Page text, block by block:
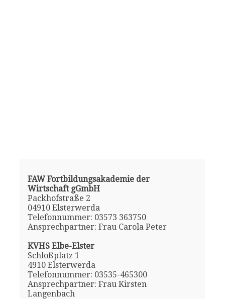
FAW Fortbildungsakademie der
Wirtschaft gGmbH
Packhofstraße 2
04910 Elsterwerda
Telefonnummer: 03573 363750
Ansprechpartner: Frau Carola Peter
KVHS Elbe-Elster
Schloßplatz 1
4910 Elsterwerda
Telefonnummer: 03535-465300
Ansprechpartner: Frau Kirsten
Langenbach